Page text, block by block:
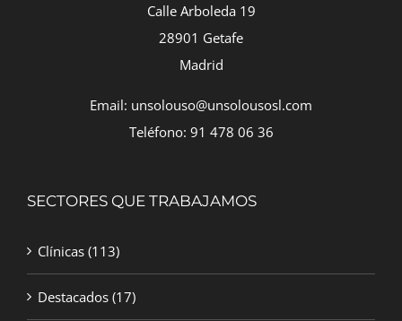
Calle Arboleda 19
28901 Getafe
Madrid
Email: unsolouso@unsolousosl.com
Teléfono: 91 478 06 36
SECTORES QUE TRABAJAMOS
Clínicas (113)
Destacados (17)